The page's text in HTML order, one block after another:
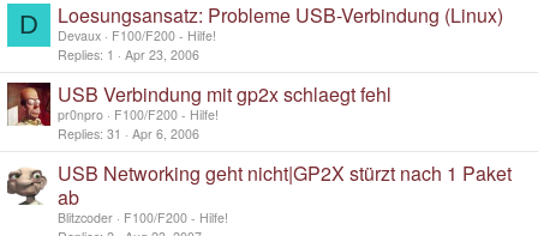
D Loesungsansatz: Probleme USB-Verbindung (Linux)
Devaux
F100/F200 - Hilfe!
Replies 1 Apr 23, 2006
USB Verbindung mit gp2x schlaegt fehl
pr0npro
F100/F200 - Hilfe!
Replies 31 Apr 6, 2006
USB Networking geht nicht|GP2X stürzt nach 1 Paket
ab
Blitzcoder
F100/F200 - Hilfe!